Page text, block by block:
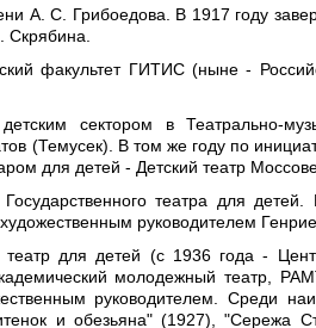
А. С. Грибоедова. В 1917 году
факультет ГИТИС (ныне ‑
сектором в
(Темусек). В том же году по
для детей - Детский театр
театра для
руководителем
для детей (с 1936 года ‑
молодежный театр,
руководителем. Среди
и обезьяна" (1927), "Сережа